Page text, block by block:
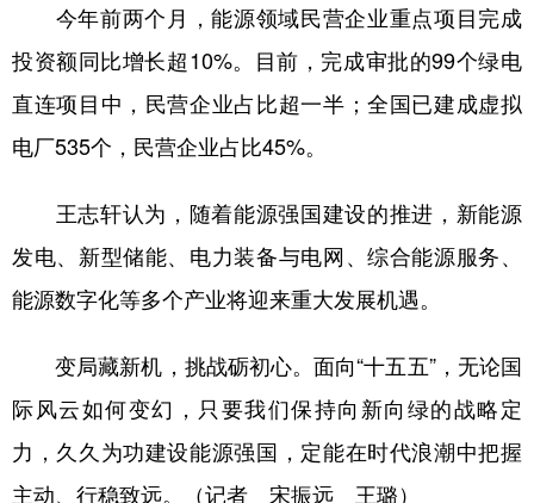
今年前两个月，能源领域民营企业重点项目完成
投资额同比增长超10%。目前，完成审批的99个绿电
直连项目中，民营企业占比超一半；全国已建成虚拟
电厂535个，民营企业占比45%。
王志轩认为，随着能源强国建设的推进，新能源
发电、新型储能、电力装备与电网、综合能源服务、
能源数字化等多个产业将迎来重大发展机遇。
变局藏新机，挑战砺初心。面向“十五五”，无论国
际风云如何变幻，只要我们保持向新向绿的战略定
力，久久为功建设能源强国，定能在时代浪潮中把握
主动、行稳致远。（记者 宋振远 王璐）